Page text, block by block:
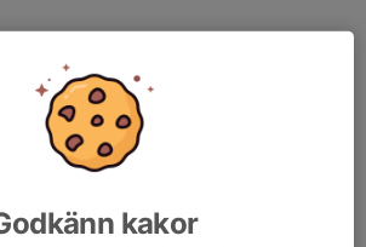
kakor